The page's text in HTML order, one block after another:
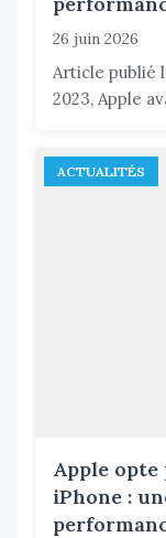
26 juin 2026
Article publié
2023, Apple
ACTUALITÉS
Apple opte
iPhone :